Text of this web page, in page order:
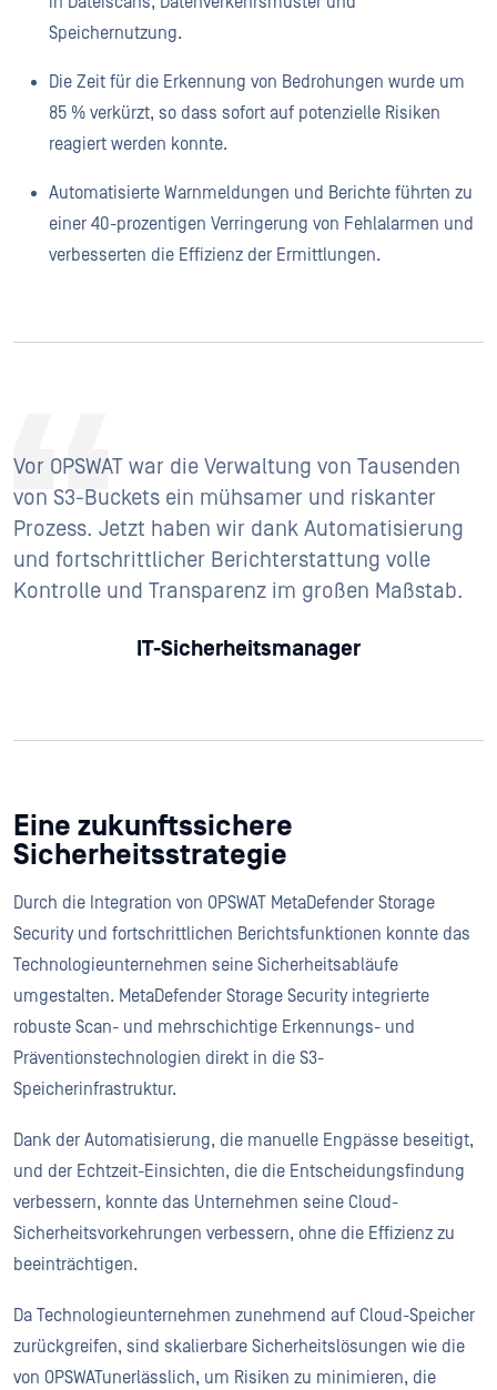
Speichernutzung.
Die Zeit für die Erkennung von Bedrohungen wurde um
85 % verkürzt, so dass sofort auf potenzielle Risiken
reagiert werden konnte.
Automatisierte Warnmeldungen und Berichte führten zu
einer 40-prozentigen Verringerung von Fehlalarmen und
verbesserten die Effizienz der Ermittlungen.
Vor OPSWAT war die Verwaltung von Tausenden
von S3-Buckets ein mühsamer und riskanter
Prozess. Jetzt haben wir dank Automatisierung
und fortschrittlicher Berichterstattung volle
Kontrolle und Transparenz im großen Maßstab.
IT-Sicherheitsmanager
Eine zukunftssichere
Sicherheitsstrategie
Durch die Integration von OPSWAT MetaDefender Storage
Security und fortschrittlichen Berichtsfunktionen konnte das
Technologieunternehmen seine Sicherheitsabläufe
umgestalten. MetaDefender Storage Security integrierte
robuste Scan- und mehrschichtige Erkennungs- und
Präventionstechnologien direkt in die S3-
Speicherinfrastruktur.
Dank der Automatisierung, die manuelle Engpässe beseitigt,
und der Echtzeit-Einsichten, die die Entscheidungsfindung
verbessern, konnte das Unternehmen seine Cloud-
Sicherheitsvorkehrungen verbessern, ohne die Effizienz zu
beeinträchtigen.
Da Technologieunternehmen zunehmend auf Cloud-Speicher
zurückgreifen, sind skalierbare Sicherheitslösungen wie die
von OPSWATunerlässlich, um Risiken zu minimieren, die